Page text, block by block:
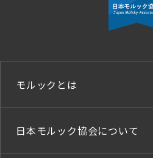
モルックとは
日本モルック協会について